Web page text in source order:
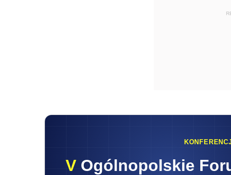
V Ogólnopolskie